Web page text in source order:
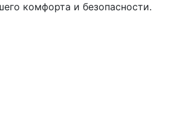
комфорта и безопасности.